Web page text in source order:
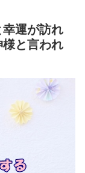
運が訪れ
と言われ